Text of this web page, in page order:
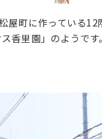
屋町に作っている12
香里園」のようです。